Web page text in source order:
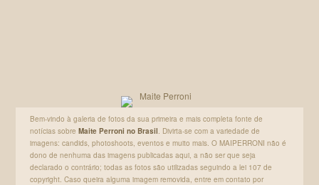
Galeria MaiPerroni
Bem-vindo à galeria de fotos da sua primeira e mais completa fonte de
notícias sobreMaite Perroni no Brasil . Divirta-se com a variedade de
imagens: candids, photoshoots, eventos e muito mais. O MAIPERRONI não é
dono de nenhuma das imagens publicadas aqui, a não ser que seja
declarado o contrário; todas as fotos são utilizadas seguindo a lei 107 de
copyright. Caso queira alguma imagem removida, entre em contato por